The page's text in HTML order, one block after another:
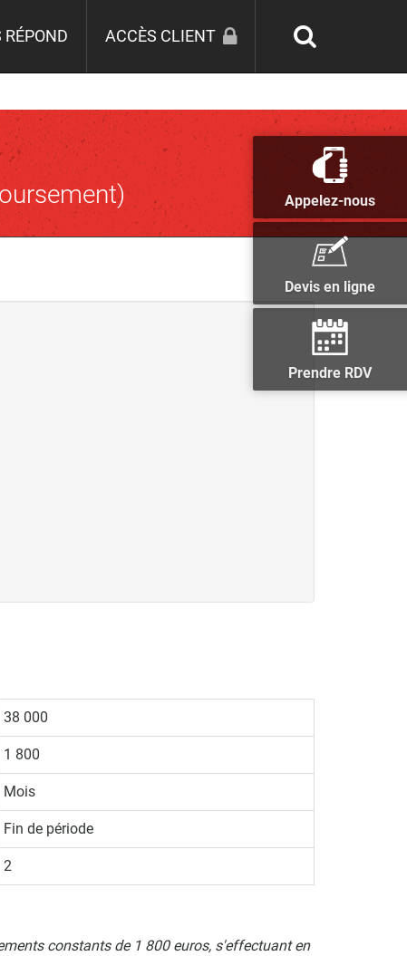
RÉPOND ACCÈS CLIENT
Appelez-nous
Devis en ligne
Prendre RDV
38 000
1 800
Mois
Fin de période
2
constants de 1 800 euros, s'effectuant en